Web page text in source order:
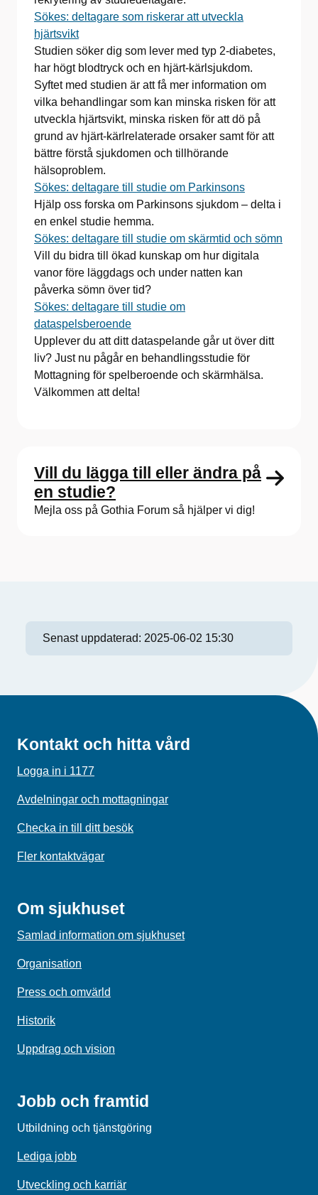
Sökes: deltagare som riskerar att utveckla
hjärtsvikt
Studien söker dig som lever med typ 2-diabetes,
har högt blodtryck och en hjärt-kärlsjukdom.
Syftet med studien är att få mer information om
vilka behandlingar som kan minska risken för att
utveckla hjärtsvikt, minska risken för att dö på
grund av hjärt-kärlrelaterade orsaker samt för att
bättre förstå sjukdomen och tillhörande
hälsoproblem.
Sökes: deltagare till studie om Parkinsons
Hjälp oss forska om Parkinsons sjukdom – delta i
en enkel studie hemma.
Sökes: deltagare till studie om skärmtid och sömn
Vill du bidra till ökad kunskap om hur digitala
vanor före läggdags och under natten kan
påverka sömn över tid?
Sökes: deltagare till studie om
dataspelsberoende
Upplever du att ditt dataspelande går ut över ditt
liv? Just nu pågår en behandlingsstudie för
Mottagning för spelberoende och skärmhälsa.
Välkommen att delta!
Vill du lägga till eller ändra på
en studie?
Mejla oss på Gothia Forum så hjälper vi dig!
Senast uppdaterad: 2025-06-02 15:30
Kontakt och hitta vård
Logga in i 1177
Avdelningar och mottagningar
Checka in till ditt besök
Fler kontaktvägar
Om sjukhuset
Samlad information om sjukhuset
Organisation
Press och omvärld
Historik
Uppdrag och vision
Jobb och framtid
Utbildning och tjänstgöring
Lediga jobb
Utveckling och karriär